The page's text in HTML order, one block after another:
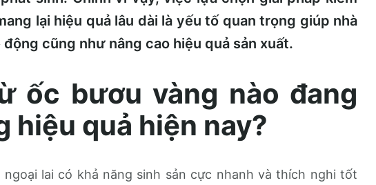
lại hiệu quả lâu dài là yếu tố quan trọng giúp nhà
cũng như nâng cao hiệu quả sản xuất.
ốc bươu vàng nào đang
hiệu quả hiện nay?
lai có khả năng sinh sản cực nhanh và thích nghi tốt